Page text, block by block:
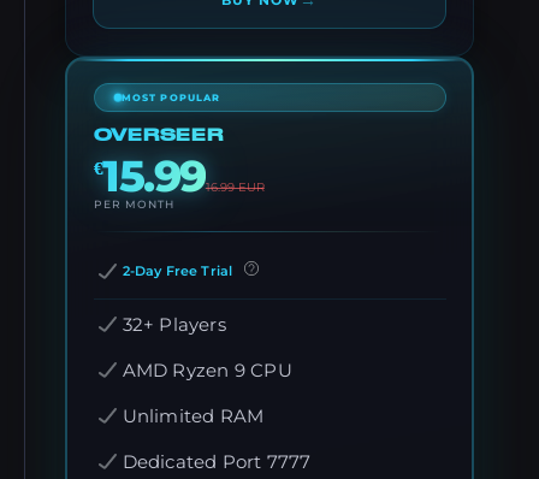
MOST POPULAR
OVERSEER
€15.9916.99EUR
PER MONTH
2-Day Free Trial
32+ Players
AMD Ryzen 9 CPU
Unlimited RAM
Dedicated Port 7777